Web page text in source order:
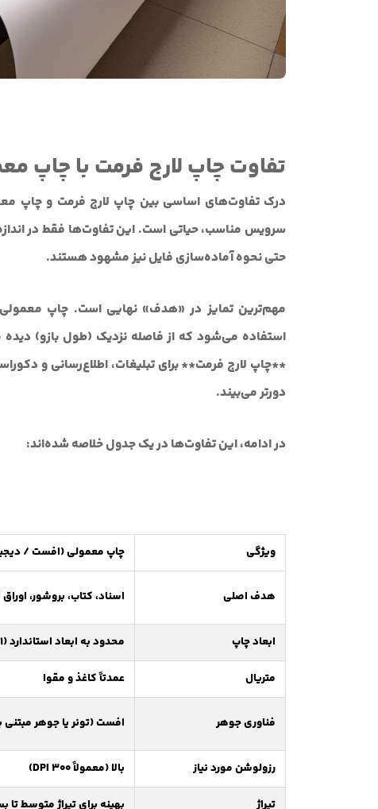
تفاوت چاپ لارج فرمت با چاپ
درک تفاوت‌های اساسی بین چاپ لارج فرمت و چاپ
سرویس مناسب، حیاتی است. این تفاوت‌ها فقط در
حتی نحوه آماده‌سازی فایل نیز مشهود هستند.
مهم‌ترین تمایز در «هدف» نهایی است. چاپ معمولی
استفاده می‌شود که از فاصله نزدیک (طول بازو) دیده
**چاپ لارج فرمت** برای تبلیغات، اطلاع‌رسانی و
دورتر می‌بیند.
در ادامه، این تفاوت‌ها در یک جدول خلاصه‌ شده‌اند:
ویژگی چاپ معمولی (افست /
هدف اصلی اسناد، کتاب، بروشور،
ابعاد چاپ محدود به ابعاد استاندارد (A4, A3, B1)
متریال عمدتاً کاغذ و مقوا
فناوری جوهر افست (تونر یا جوهر
رزولوشن مورد نیاز بالا (معمولاً 300 DPI)
تیراژ بهینه برای تیراژ متوسط تا